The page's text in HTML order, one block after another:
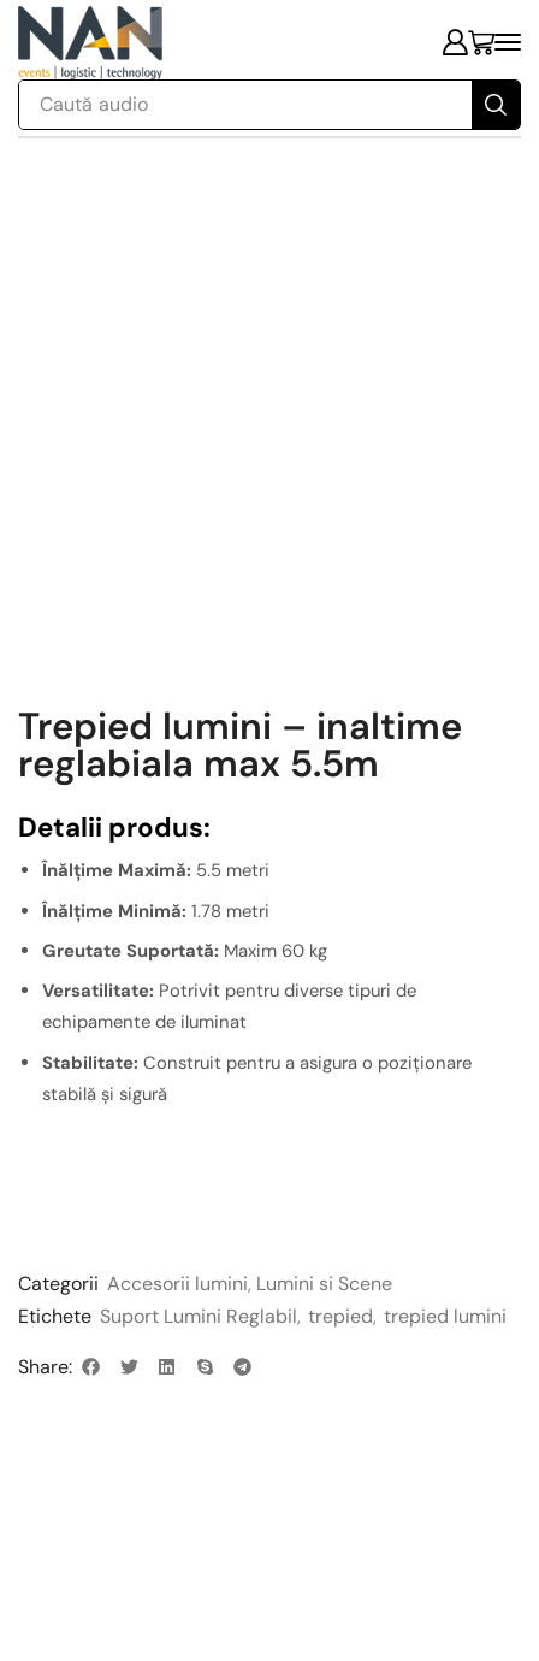
Caută audio
Trepied lumini – inaltime
reglabiala max 5.5m
Detalii produs:
Înălțime Maximă: 5.5 metri
Înălțime Minimă: 1.78 metri
Greutate Suportată: Maxim 60 kg
Versatilitate: Potrivit pentru diverse tipuri de
echipamente de iluminat
Stabilitate: Construit pentru a asigura o poziționare
stabilă și sigură
Categorii Accesorii lumini, Lumini si Scene
Etichete Suport Lumini Reglabil, trepied, trepied lumini
Share: